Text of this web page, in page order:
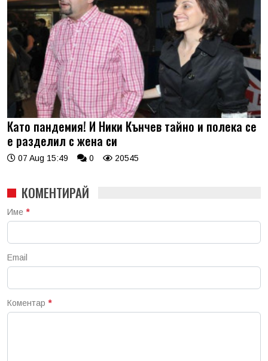
Като пандемия! И Ники Кънчев тайно и полека се
е разделил с жена си
07 Aug 15:49 0 20545
КОМЕНТИРАЙ
Име *
Email
Коментар *